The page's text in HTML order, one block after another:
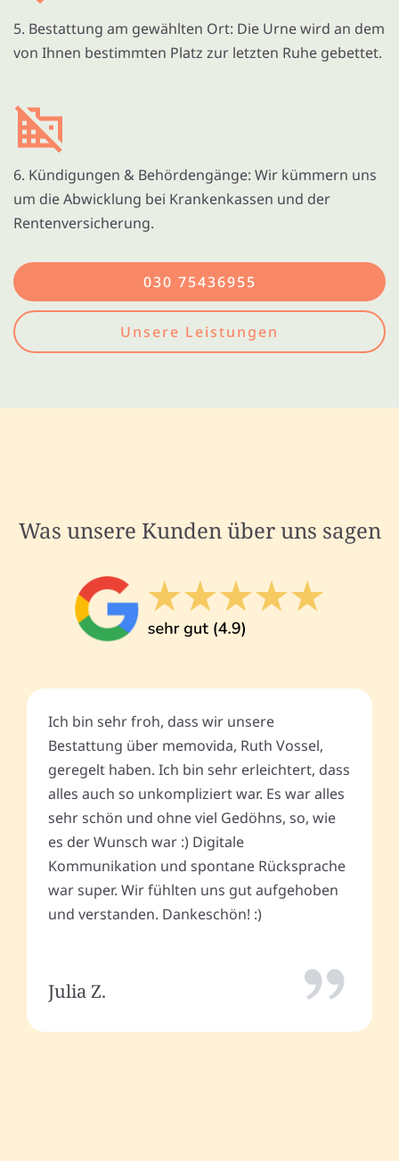
5. Bestattung am gewählten Ort: Die Urne wird an dem
von Ihnen bestimmten Platz zur letzten Ruhe gebettet.
6. Kündigungen & Behördengänge: Wir kümmern uns
um die Abwicklung bei Krankenkassen und der
Rentenversicherung.
030 75436955
Unsere Leistungen
Was unsere Kunden über uns sagen
Ich bin sehr froh, dass wir unsere
Bestattung über memovida, Ruth Vossel,
geregelt haben. Ich bin sehr erleichtert, dass
alles auch so unkompliziert war. Es war alles
sehr schön und ohne viel Gedöhns, so, wie
es der Wunsch war :) Digitale
Kommunikation und spontane Rücksprache
war super. Wir fühlten uns gut aufgehoben
und verstanden. Dankeschön! :)
Julia Z.